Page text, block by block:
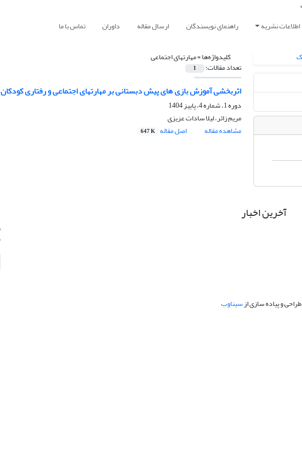
اطلاعات نشریه راهنمای نویسندگان ارسال مقاله داوران تماس با ما
کلیدواژه‌ها =مهارتهای اجتماعی
تعداد مقالات: 1
اثربخشی آموزش بازی های پیش دبستانی بر مهارتهای اجتماعی و رفتاری
دوره 1، شماره 4، پاییز 1404
مریم زائر، لیلا سادات عزیزی
مشاهده مقاله
اصل مقاله 647 K
آخرین اخبار
طراحی و پیاده سازی ازسیناوب